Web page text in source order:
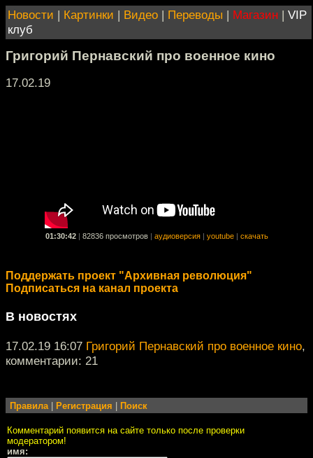
Новости | Картинки | Видео | Переводы | Магазин | VIP
клуб
Григорий Пернавский про военное кино
17.02.19
01:30:42 82836 просмотров аудиоверсия youtube скачать
Поддержать проект "Архивная революция"
Подписаться на канал проекта
В новостях
17.02.19 16:07 Григорий Пернавский про военное кино,
комментарии: 21
Правила| Регистрация Поиск
Комментарий появится на сайте только после проверки
модератором!
имя: